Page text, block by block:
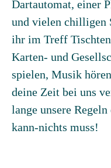
Dartautomat, einer
und vielen chilligen
ihr im Treff
Karten- und
spielen, Musik
deine Zeit bei uns
lange unsere
kann-nichts muss!